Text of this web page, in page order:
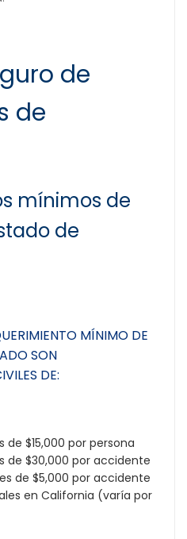
de
de
mínimos de
de
MÍNIMO DE
SON
DE:
de $15,000 por persona
de $30,000 por accidente
de $5,000 por accidente
en California (varía por